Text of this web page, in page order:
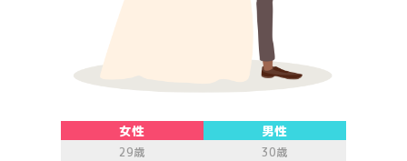
女性 男性
29歳
30歳